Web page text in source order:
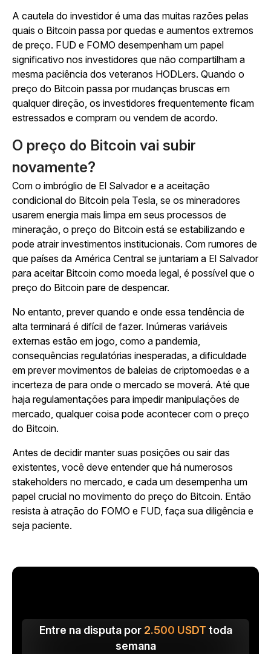
A cautela do investidor é uma das muitas razões pelas
quais o Bitcoin passa por quedas e aumentos extremos
de preço. FUD e FOMO desempenham um papel
significativo nos investidores que não compartilham a
mesma paciência dos veteranos HODLers. Quando o
preço do Bitcoin passa por mudanças bruscas em
qualquer direção, os investidores frequentemente ficam
estressados e compram ou vendem de acordo.
O preço do Bitcoin vai subir
novamente?
Com o imbróglio de El Salvador e a aceitação
condicional do Bitcoin pela Tesla, se os mineradores
usarem energia mais limpa em seus processos de
mineração, o preço do Bitcoin está se estabilizando e
pode atrair investimentos institucionais. Com rumores de
que países da América Central se juntariam a El Salvador
para aceitar Bitcoin como moeda legal, é possível que o
preço do Bitcoin pare de despencar.
No entanto, prever quando e onde essa tendência de
alta terminará é difícil de fazer. Inúmeras variáveis
externas estão em jogo, como a pandemia,
consequências regulatórias inesperadas, a dificuldade
em prever movimentos de baleias de criptomoedas e a
incerteza de para onde o mercado se moverá. Até que
haja regulamentações para impedir manipulações de
mercado, qualquer coisa pode acontecer com o preço
do Bitcoin.
Antes de decidir manter suas posições ou sair das
existentes, você deve entender que há numerosos
stakeholders no mercado, e cada um desempenha um
papel crucial no movimento do preço do Bitcoin. Então
resista à atração do FOMO e FUD, faça sua diligência e
seja paciente.
Entre na disputa por 2.500 USDT toda
semana